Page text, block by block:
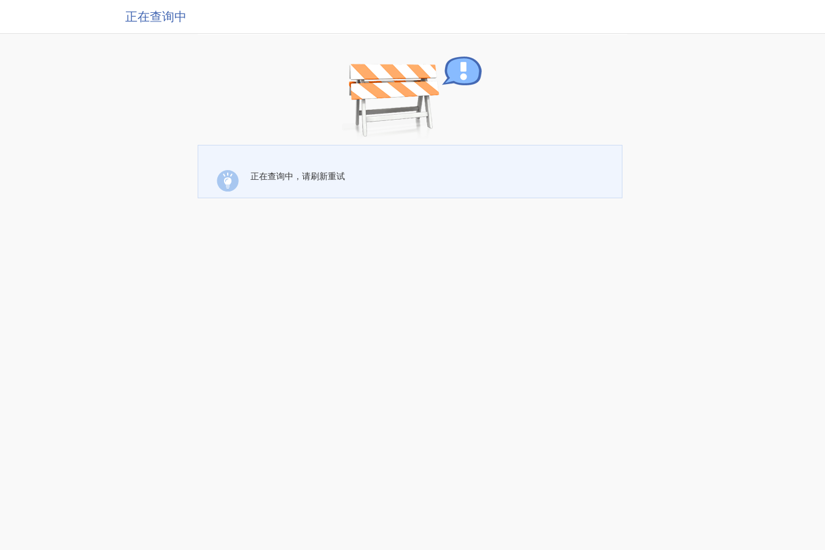
正在查询中
正在查询中，请刷新重试